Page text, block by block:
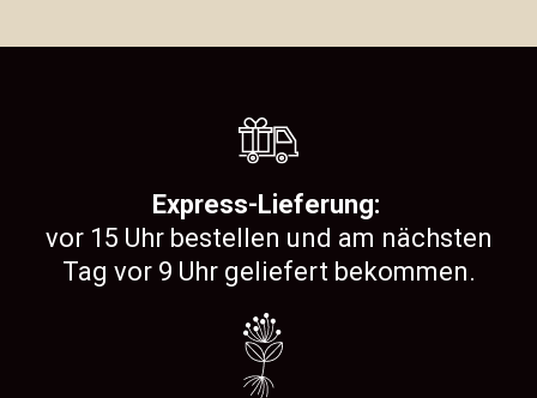
Express-Lieferung:
vor 15 Uhr bestellen und am nächsten
Tag vor 9 Uhr geliefert bekommen.